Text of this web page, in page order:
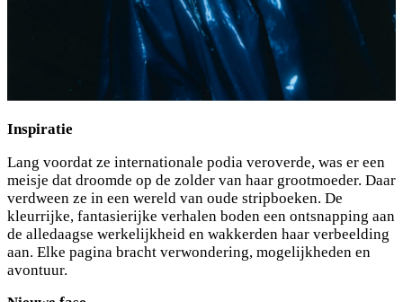
Inspiratie
Lang voordat ze internationale podia veroverde, was er een
meisje dat droomde op de zolder van haar grootmoeder. Daar
verdween ze in een wereld van oude stripboeken. De
kleurrijke, fantasierijke verhalen boden een ontsnapping aan
de alledaagse werkelijkheid en wakkerden haar verbeelding
aan. Elke pagina bracht verwondering, mogelijkheden en
avontuur.